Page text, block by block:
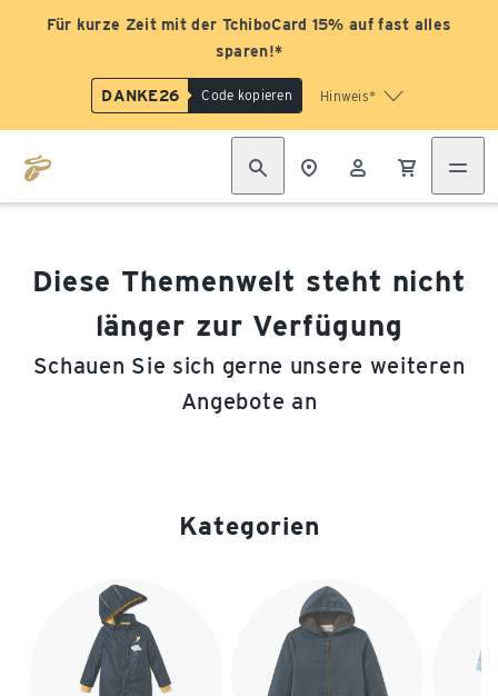
Für kurze Zeit mit der TchiboCard 15% auf fast alles
sparen!*
DANKE26 Code kopieren Hinweis*
Diese Themenwelt steht nicht
länger zur Verfügung
Schauen Sie sich gerne unsere weiteren
Angebote an
Kategorien